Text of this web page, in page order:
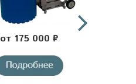
от 175 000 ₽